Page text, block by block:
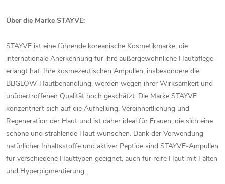
Über die Marke STAYVE:
STAYVE ist eine führende koreanische Kosmetikmarke, die
internationale Anerkennung für ihre außergewöhnliche Hautpflege
erlangt hat. Ihre kosmezeutischen Ampullen, insbesondere die
BBGLOW-Hautbehandlung, werden wegen ihrer Wirksamkeit und
unübertroffenen Qualität hoch geschätzt. Die Marke STAYVE
konzentriert sich auf die Aufhellung, Vereinheitlichung und
Regeneration der Haut und ist daher ideal für Frauen, die sich eine
schöne und strahlende Haut wünschen. Dank der Verwendung
natürlicher Inhaltsstoffe und aktiver Peptide sind STAYVE-Ampullen
für verschiedene Hauttypen geeignet, auch für reife Haut mit Falten
und Hyperpigmentierung.